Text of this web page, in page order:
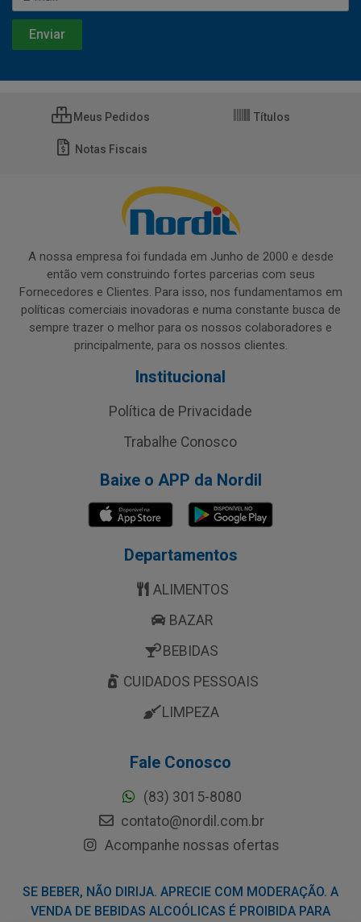
Meus Pedidos Títulos
Notas Fiscais
A nossa empresa foi fundada em Junho de 2000 e desde
então vem construindo fortes parcerias com seus
Fornecedores e Clientes. Para isso, nos fundamentamos em
políticas comerciais inovadoras e numa constante busca de
sempre trazer o melhor para os nossos colaboradores e
principalmente, para os nossos clientes.
Institucional
Política de Privacidade
Trabalhe Conosco
Baixe o APP da Nordil
Departamentos
ALIMENTOS
BAZAR
BEBIDAS
CUIDADOS PESSOAIS
LIMPEZA
Fale Conosco
(83) 3015-8080
contato@nordil.com.br
Acompanhe nossas ofertas
SE BEBER, NÃO DIRIJA. APRECIE COM MODERAÇÃO. A
VENDA DE BEBIDAS ALCOÓLICAS É PROIBIDA PARA